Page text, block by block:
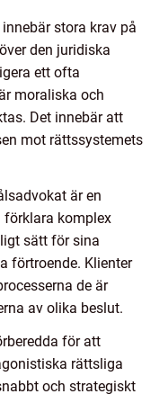
stora krav på
den juridiska
ett ofta
moraliska och
Det innebär att
mot rättssystemets
är en
komplex
sätt för sina
förtroende. Klienter
de är
av olika beslut.
för att
rättsliga
och strategiskt